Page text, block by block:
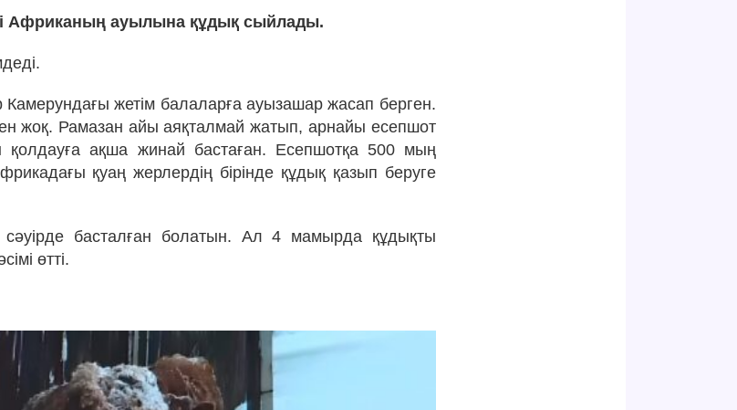
Африканың ауылына құдық сыйлады.
Камерундағы жетім балаларға ауызашар жасап берген.
жоқ. Рамазан айы аяқталмай жатып, арнайы есепшот
ақша жинай бастаған. Есепшотқа 500 мың
қуаң жерлердің бірінде құдық қазып беруге
басталған болатын. Ал 4 мамырда құдықты
өтті.